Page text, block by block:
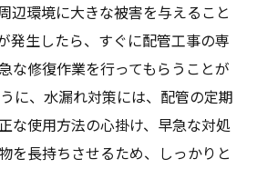
辺環境に大きな被害を与えること
発生したら、すぐに配管工事の専
な修復作業を行ってもらうことが
に、水漏れ対策には、配管の定期
な使用方法の心掛け、早急な対処
を長持ちさせるため、しっかりと